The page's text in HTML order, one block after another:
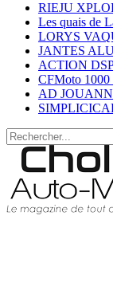
RIEJU
Les quais de
LORYS
JANTES ALU
ACTION
CFMoto 1000
AD